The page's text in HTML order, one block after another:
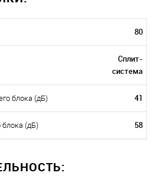
80
Сплит-
система
блока (дБ) 41
(дБ) 58